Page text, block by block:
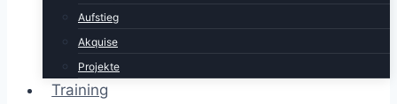
Aufstieg
Akquise
Projekte
Training